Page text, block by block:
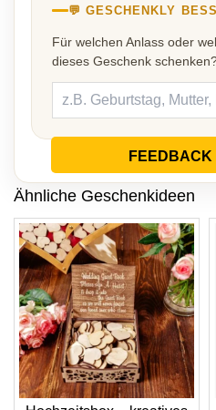
💬 GESCHENKLY
Für welchen Anlass oder
dieses Geschenk
FEEDBACK
Ähnliche Geschenkideen